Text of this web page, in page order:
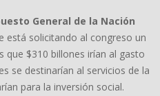
General de la Nación
está solicitando al congreso un
que $310 billones irían al gasto
se destinarían al servicios de la
para la inversión social.